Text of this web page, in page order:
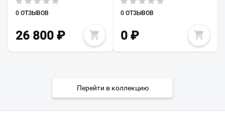
0 ОТЗЫВОВ
26 800 ₽
0 ОТЗЫВОВ
0₽
Перейти в коллекцию